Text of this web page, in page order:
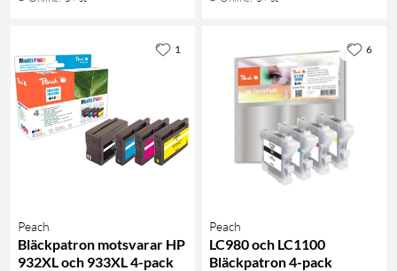
Peach
Bläckpatron motsvarar HP
932XL och 933XL 4-pack
1
Peach
LC980 och LC1100
Bläckpatron 4-pack
6